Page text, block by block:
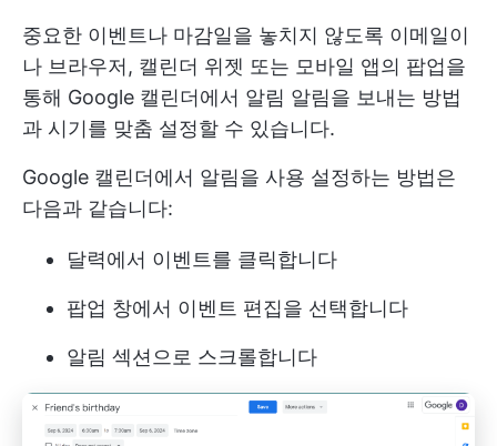
중요한 이벤트나 마감일을 놓치지 않도록 이메일이
나 브라우저, 캘린더 위젯 또는 모바일 앱의 팝업을
통해 Google 캘린더에서 알림 알림을 보내는 방법
과 시기를 맞춤 설정할 수 있습니다.
Google 캘린더에서 알림을 사용 설정하는 방법은
다음과 같습니다:
달력에서 이벤트를 클릭합니다
팝업 창에서 이벤트 편집을 선택합니다
알림 섹션으로 스크롤합니다